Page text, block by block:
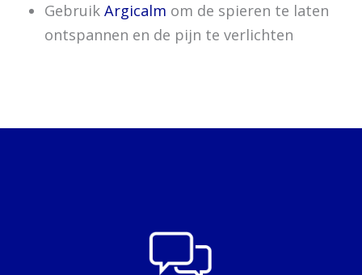
Gebruik Argicalm om de spieren te laten
ontspannen en de pijn te verlichten